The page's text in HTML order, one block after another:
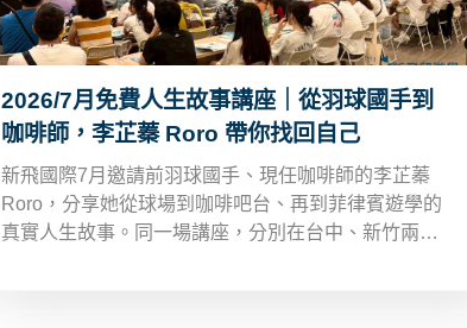
2026/7月免費人生故事講座｜從羽球國手到
咖啡師，李芷蓁 Roro 帶你找回自己
新飛國際7月邀請前羽球國手、現任咖啡師的李芷蓁
Roro，分享她從球場到咖啡吧台、再到菲律賓遊學的
真實人生故事。同一場講座，分別在台中、新竹兩地